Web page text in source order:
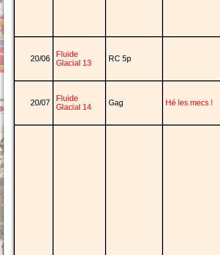
20/06
Fluide
Glacial 13
RC 5p
20/07
Fluide
Glacial 14
Gag Hé les mecs !